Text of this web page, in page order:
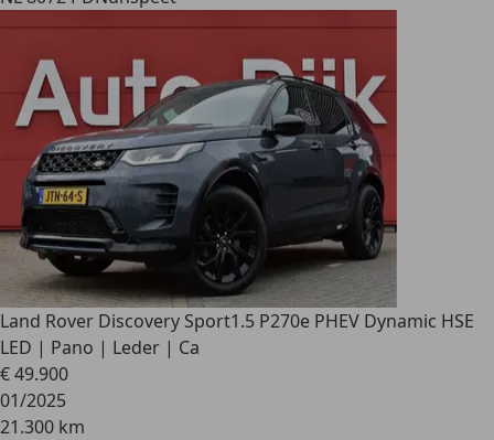
Land Rover Discovery Sport1.5 P270e PHEV Dynamic HSE
LED | Pano | Leder | Ca
€ 49.900
01/2025
21.300 km